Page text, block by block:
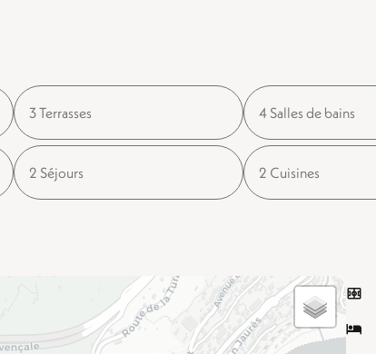
3 Terrasses 4 Salles de bains
2 Séjours 2 Cuisines